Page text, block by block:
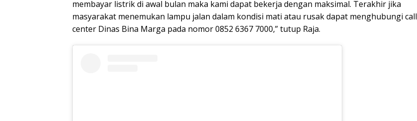
membayar listrik di awal bulan maka kami dapat bekerja dengan maksimal. Terakhir jika
masyarakat menemukan lampu jalan dalam kondisi mati atau rusak dapat menghubungi call
center Dinas Bina Marga pada nomor 0852 6367 7000,” tutup Raja.